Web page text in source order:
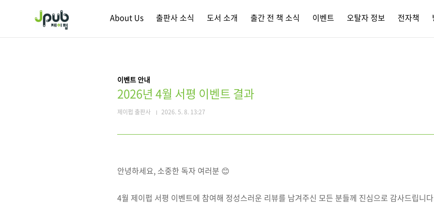
About Us 출판사 소식 도서 소개 출간 전 책 소식 이벤트 오탈자 정보 전자책
이벤트 안내
2026년 4월 서평 이벤트 결과
제이펍 출판사 2026. 5. 8. 13:27
안녕하세요, 소중한 독자 여러분 😊
4월 제이펍 서평 이벤트에 참여해 정성스러운 리뷰를 남겨주신 모든 분들께 진심으로 감사드립니